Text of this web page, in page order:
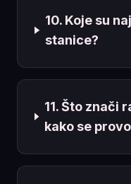
10. Koje su
stanice?
11. Što znači
kako se